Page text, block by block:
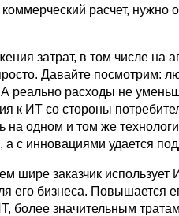
коммерческий расчет,
затрат, в том числе на
Давайте посмотрим:
А реально расходы не
к ИТ со стороны
на одном и том же
а с инновациями удается
шире заказчик
его бизнеса. Повышается
более значительным